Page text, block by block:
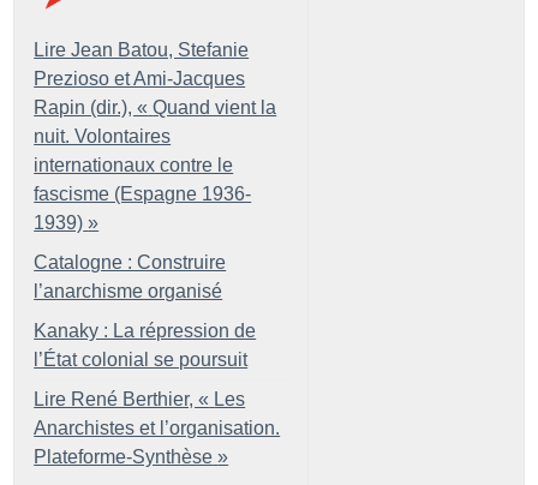
Lire Jean Batou, Stefanie
Prezioso et Ami-Jacques
Rapin (dir.), « Quand vient la
nuit. Volontaires
internationaux contre le
fascisme (Espagne 1936-
1939) »
Catalogne : Construire
l’anarchisme organisé
Kanaky : La répression de
l’État colonial se poursuit
Lire René Berthier, « Les
Anarchistes et l’organisation.
Plateforme-Synthèse »